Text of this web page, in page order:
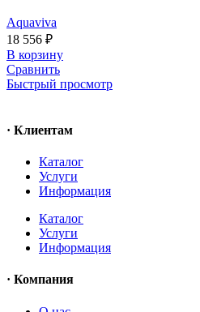
Aquaviva
18 556 ₽
В корзину
Сравнить
Быстрый просмотр
· Клиентам
Каталог
Услуги
Информация
Каталог
Услуги
Информация
· Компания